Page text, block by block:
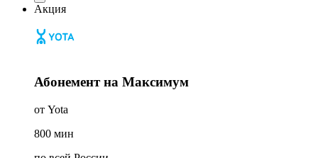
Акция
Абонемент на Максимум
от Yota
800 мин